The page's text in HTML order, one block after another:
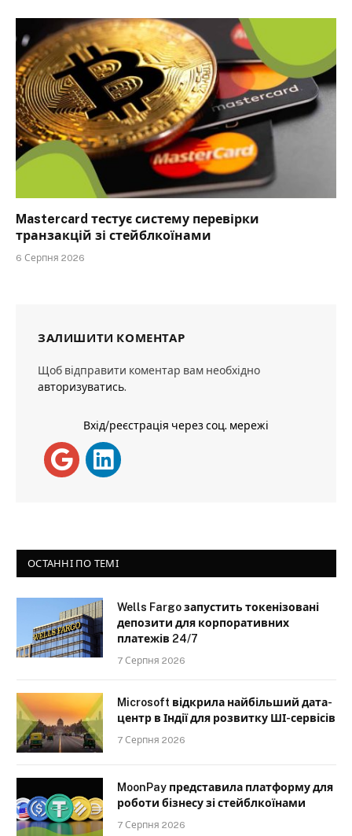
Mastercard тестує систему перевірки
транзакцій зі стейблкоїнами
6 Серпня 2026
ЗАЛИШИТИ КОМЕНТАР
Щоб відправити коментар вам необхідно
авторизуватись.
Вхід/реєстрація через соц. мережі
ОСТАННІ ПО ТЕМІ
Wells Fargo запустить токенізовані
депозити для корпоративних
платежів 24/7
7 Серпня 2026
Microsoft відкрила найбільший дата-
центр в Індії для розвитку ШІ-сервісів
7 Серпня 2026
MoonPay представила платформу для
роботи бізнесу зі стейблкоїнами
7 Серпня 2026